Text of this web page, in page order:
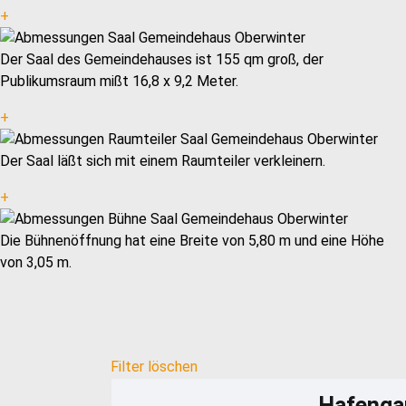
+
Der Saal des Gemeindehauses ist 155 qm groß, der
Publikumsraum mißt 16,8 x 9,2 Meter.
+
Der Saal läßt sich mit einem Raumteiler verkleinern.
+
Die Bühnenöffnung hat eine Breite von 5,80 m und eine Höhe
von 3,05 m.
Filter löschen